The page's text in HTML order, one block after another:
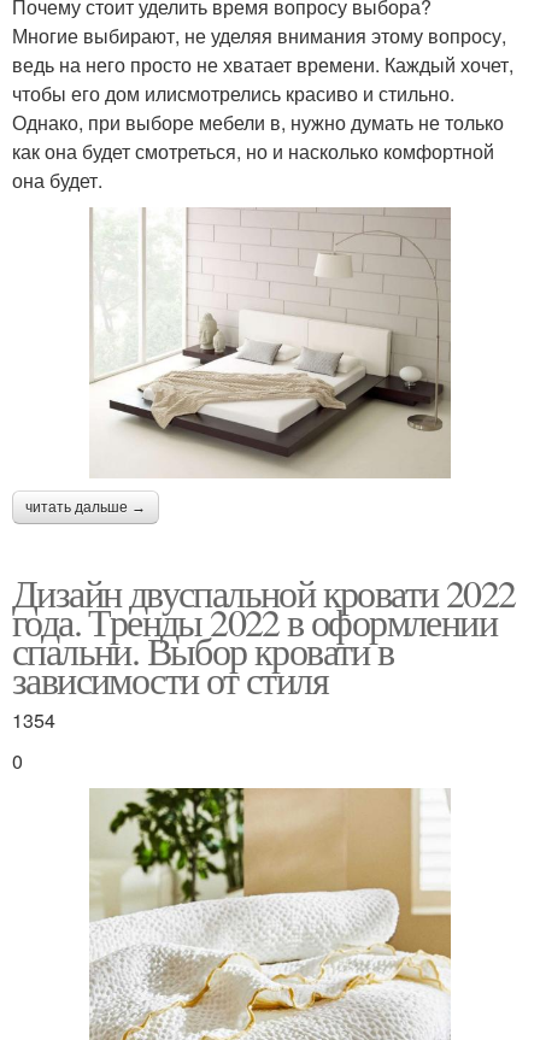
Почему стоит уделить время вопросу выбора?
Многие выбирают, не уделяя внимания этому вопросу,
ведь на него просто не хватает времени. Каждый хочет,
чтобы его дом илисмотрелись красиво и стильно.
Однако, при выборе мебели в, нужно думать не только
как она будет смотреться, но и насколько комфортной
она будет.
читать дальше →
Дизайн двуспальной кровати 2022
года. Тренды 2022 в оформлении
спальни. Выбор кровати в
зависимости от стиля
1354
0